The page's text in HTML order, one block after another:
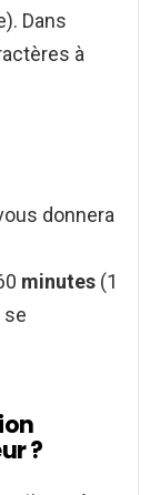
Dans
à
donnera
minutes (1
se
?